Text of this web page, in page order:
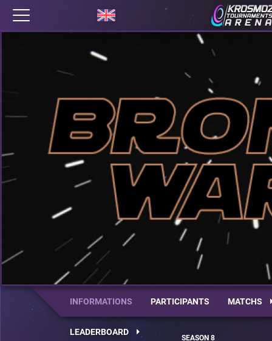
INFORMATIONS PARTICIPANTS MATCHS
LEADERBOARD